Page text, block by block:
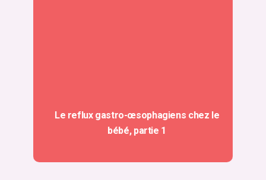
Le reflux gastro-œsophagiens chez le
bébé, partie 1